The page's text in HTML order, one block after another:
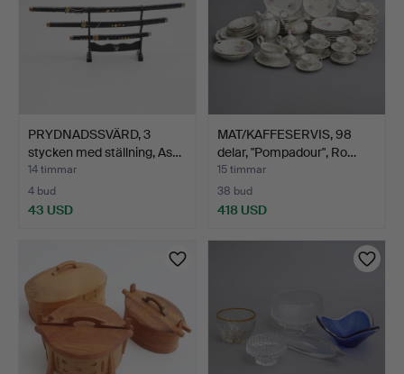
PRYDNADSSVÄRD, 3
stycken med ställning, As…
14 timmar
4 bud
43 USD
MAT/KAFFESERVIS, 98
delar, "Pompadour", Ro…
15 timmar
38 bud
418 USD